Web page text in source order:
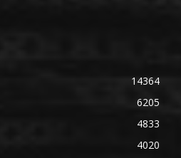
14364
6205
4833
4020